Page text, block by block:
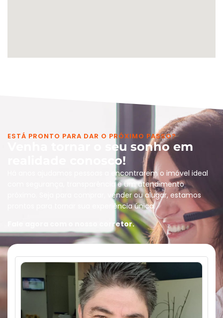
ESTÁ PRONTO PARA DAR O PRÓXIMO PASSO?
Venha tornar o seu sonho em
realidade conosco!
Há anos ajudamos pessoas a encontrarem o imóvel ideal
com segurança, transparência e um atendimento
próximo. Seja para comprar, vender ou alugar, estamos
prontos para tornar sua experiência única.
Fale agora com o nosso corretor.